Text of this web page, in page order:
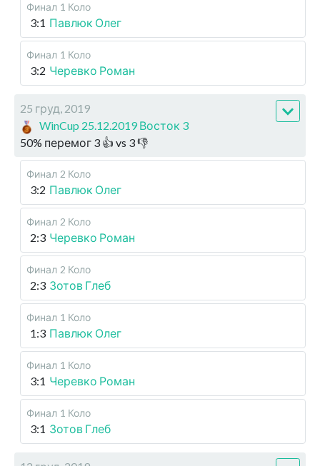
Финал 1 Коло
3:1 Павлюк Олег
Финал 1 Коло
3:2 Черевко Роман
25 груд, 2019
WinCup 25.12.2019 Восток 3
50% перемог 3 👍 vs 3👎
Финал 2 Коло
3:2 Павлюк Олег
Финал 2 Коло
2:3 Черевко Роман
Финал 2 Коло
2:3 Зотов Глеб
Финал 1 Коло
1:3 Павлюк Олег
Финал 1 Коло
3:1 Черевко Роман
Финал 1 Коло
3:1 Зотов Глеб